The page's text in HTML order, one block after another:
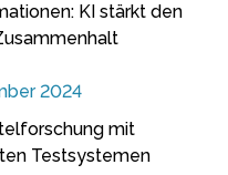
KI stärkt den
2024
mit
Testsystemen